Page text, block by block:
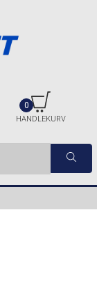
HANDLEKURV
0